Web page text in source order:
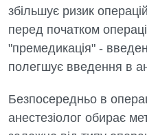
Терапевтичне відділення
Травматологічне
Травматологія і
Урологічне відділення
збільшує ризик
перед початком
"премедикація" -
полегшує введення в
Безпосередньо в
анестезіолог обирає